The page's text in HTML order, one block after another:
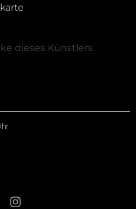
dieses Künstlers